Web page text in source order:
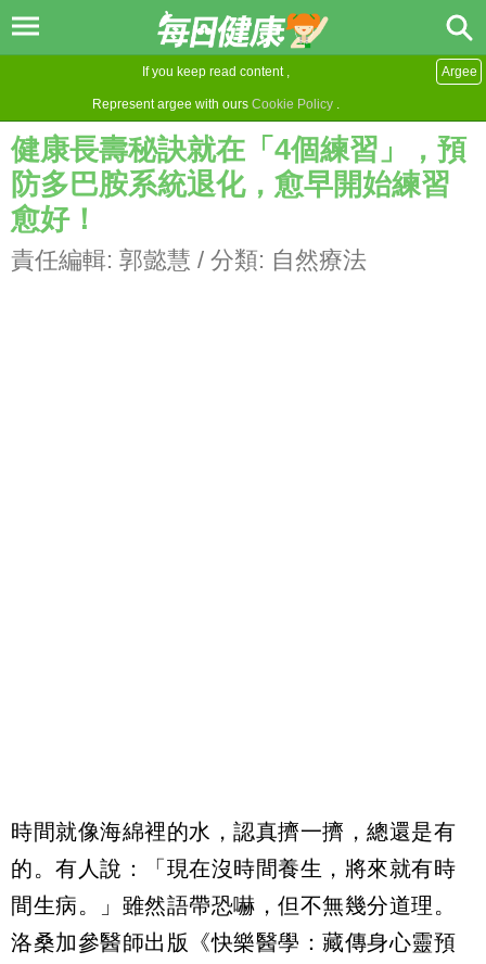
If you keep read content ,
Represent argee with ours Cookie Policy .
Argee
健康長壽秘訣就在「4個練習」，預
防多巴胺系統退化，愈早開始練習
愈好！
責任編輯: 郭懿慧 / 分類: 自然療法
時間就像海綿裡的水，認真擠一擠，總還是有
的。有人說：「現在沒時間養生，將來就有時
間生病。」雖然語帶恐嚇，但不無幾分道理。
洛桑加參醫師出版《快樂醫學：藏傳身心靈預